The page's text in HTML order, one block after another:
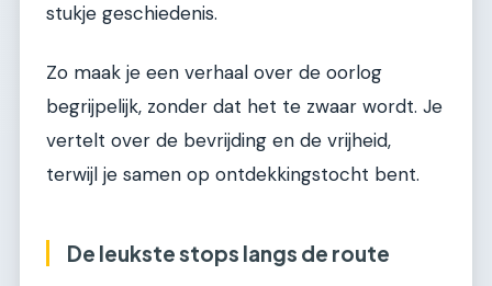
stukje geschiedenis.
Zo maak je een verhaal over de oorlog
begrijpelijk, zonder dat het te zwaar wordt. Je
vertelt over de bevrijding en de vrijheid,
terwijl je samen op ontdekkingstocht bent.
De leukste stops langs de route